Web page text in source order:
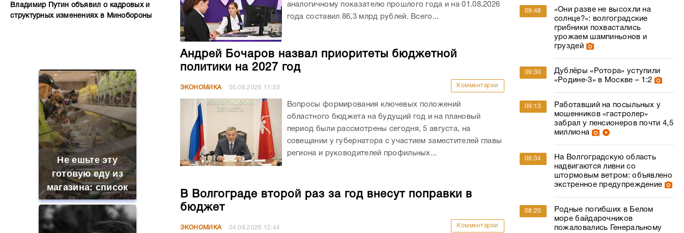
Владимир Путин объявил о кадровых и
структурных изменениях в Минобороны
Не ешьте эту
готовую еду из
магазина: список
аналогичному показателю прошлого года и на 01.08.2026
года составил 86,3 млрд рублей. Всего...
Андрей Бочаров назвал приоритеты бюджетной
политики на 2027 год
ЭКОНОМИКА 05.08.2026 11:53 Комментарии
Вопросы формирования ключевых положений
областного бюджета на будущий год и на плановый
период были рассмотрены сегодня, 5 августа, на
совещании у губернатора с участием заместителей главы
региона и руководителей профильных...
В Волгограде второй раз за год внесут поправки в
бюджет
ЭКОНОМИКА 04.08.2026 12:44 Комментарии
09:48
«Они разве не высохли на
солнце?»: волгоградские
грибники похвастались
урожаем шампиньонов и
груздей
09:30
Дублёры «Ротора» уступили
«Родине‑3» в Москве – 1:2
09:13
Работавший на посыльных у
мошенников «гастролер»
забрал у пенсионеров почти 4,5
миллиона
08:34
На Волгоградскую область
надвигаются ливни со
штормовым ветром: объявлено
экстренное предупреждение
08:20
Родные погибших в Белом
море байдарочников
пожаловались Генеральному